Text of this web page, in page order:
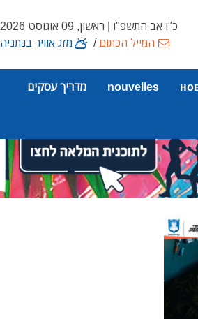
כ"ו אב התשפ"ו | ראשון, 09 אוגוסט 2026
המייל הכתום/ מזג אוויר בנתניה
nouvelles מדריך עסקים